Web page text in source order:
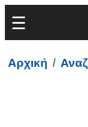
Αρχική